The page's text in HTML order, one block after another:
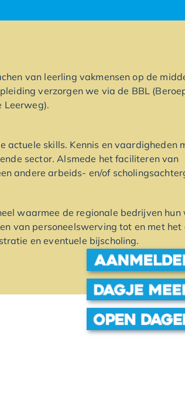
van leerling vakmensen op de
verzorgen we via de BBL
Leerweg).
actuele skills. Kennis en vaardigheden
sector. Alsmede het faciliteren van
andere arbeids- en/of
waarmee de regionale bedrijven hun
van personeelswerving tot en met het
en eventuele bijscholing.